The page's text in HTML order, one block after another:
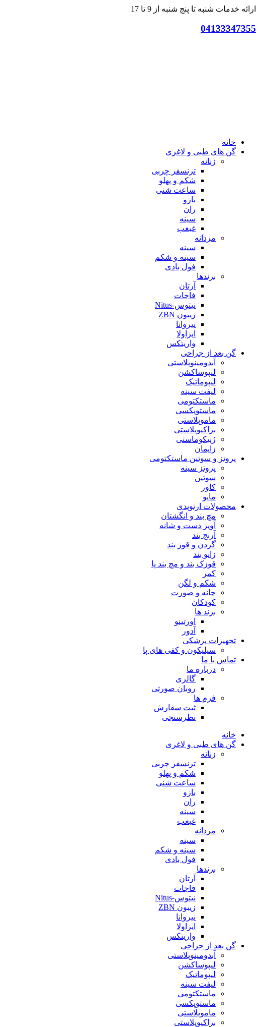
ارائه خدمات شنبه تا پنج شنبه از 9 تا 17
04133347355
خانه
گن های طبی و لاغری
زنانه
ترنسفر چربی
شکم و پهلو
ساعت شنی
بازو
ران
سینه
غبغب
مردانه
سینه
سینه و شکم
فول بادی
برندها
آرتان
فاجات
نیتوس-Nitus
زیبون ZBN
نیروانا
ایزاولا
واریتکس
گن بعد از جراحی
آبدومینوپلاستی
لیپوساکشن
لیپوماتیک
لیفت سینه
ماستکتومی
ماستوپکسی
ماموپلاستی
براکیوپلاستی
ژنیکوماستی
زایمان
پروتز و سوتین ماستکتومی
پروتز سینه
سوتین
کاور
مایو
محصولات ارتوپدی
مچ بند و انگشتان
آویز دست و شانه
آرنج بند
گردن و قوز بند
زانو بند
قوزک بند و مچ بند پا
کمر
شکم و لگن
چانه و صورت
کودکان
برند ها
اورتینو
آدور
تجهیزات پزشکی
سیلیکون و کفی های پا
تماس با ما
درباره ما
گالری
روبان صورتی
فرم ها
ثبت سفارش
نظرسنجی
خانه
گن های طبی و لاغری
زنانه
ترنسفر چربی
شکم و پهلو
ساعت شنی
بازو
ران
سینه
غبغب
مردانه
سینه
سینه و شکم
فول بادی
برندها
آرتان
فاجات
نیتوس-Nitus
زیبون ZBN
نیروانا
ایزاولا
واریتکس
گن بعد از جراحی
آبدومینوپلاستی
لیپوساکشن
لیپوماتیک
لیفت سینه
ماستکتومی
ماستوپکسی
ماموپلاستی
براکیوپلاستی